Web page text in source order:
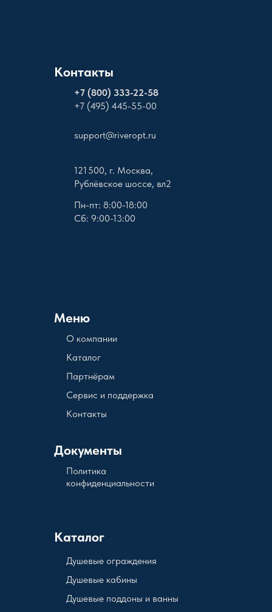
Контакты
+7 (800) 333-22-58
+7 (495) 445-55-00
support@riveropt.ru
Меню
121 500, г. Москва,
Рублёвское шоссе, вл2
О компании
Документы
Пн-пт: 8:00-18:00
Сб: 9:00-13:00
Каталог
Политика
конфиденциальности
Партнёрам
Сервис и поддержка
Контакты
Каталог
Душевые кабины
Душевые поддоны и ванны
Душевые ограждения